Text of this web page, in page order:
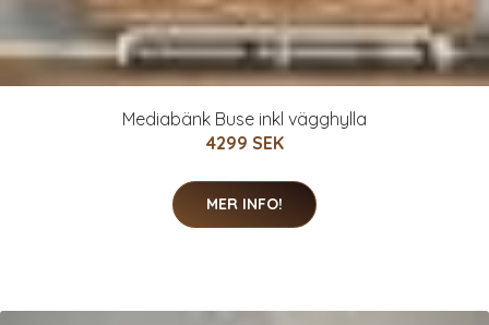
Mediabänk Buse inkl vägghylla
4299 SEK
MER INFO!